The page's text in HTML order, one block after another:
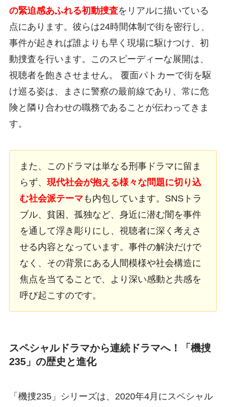
の緊迫感あふれる初動捜査をリアルに描いている
点にあります。彼らは24時間体制で街を密行し、
事件が起きれば誰よりも早く現場に駆けつけ、初
動捜査を行います。このスピーディーな展開は、
視聴者を飽きさせません。 覆面パトカーで街を駆
け巡る姿は、まさに警察の最前線であり、常に危
険と隣り合わせの職務であることが伝わってきま
す。
また、このドラマは単なる刑事ドラマに留ま
らず、 現代社会が抱える様々な問題に切り込
む社会派テーマ も内包しています。SNSトラ
ブル、貧困、孤独など、身近に潜む闇を事件
を通して浮き彫りにし、視聴者に深く考えさ
せる内容となっています。事件の解決だけで
なく、その背景にある人間模様や社会構造に
焦点を当てることで、より深い感動と共感を
呼び起こすのです。
スペシャルドラマから連続ドラマへ！「機捜
235」の歴史と進化
「機捜235」シリーズは、2020年4月にスペシャル